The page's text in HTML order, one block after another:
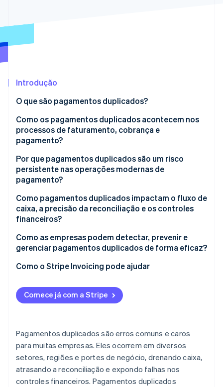
Stripe Sessions 2026
Introdução
O que são pagamentos duplicados?
Como os pagamentos duplicados acontecem nos
processos de faturamento, cobrança e
pagamento?
Por que pagamentos duplicados são um risco
persistente nas operações modernas de
pagamento?
Como pagamentos duplicados impactam o fluxo de
caixa, a precisão da reconciliação e os controles
financeiros?
Como as empresas podem detectar, prevenir e
gerenciar pagamentos duplicados de forma eficaz?
Como o Stripe Invoicing pode ajudar
Comece já com a Stripe
Pagamentos duplicados são erros comuns e caros
para muitas empresas. Eles ocorrem em diversos
setores, regiões e portes de negócio, drenando caixa,
atrasando a reconciliação e expondo falhas nos
controles financeiros. Pagamentos duplicados